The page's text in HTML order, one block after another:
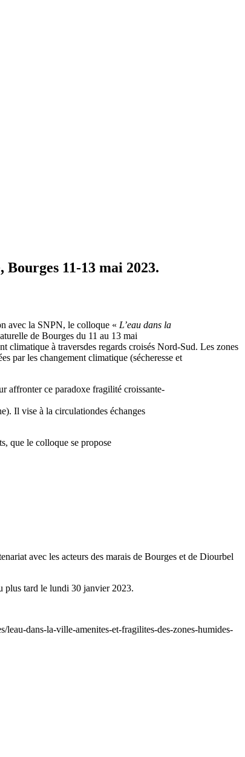
Bourges 11-13 mai 2023.
avec la SNPN, le colloque « L’eau dans la
de Bourges du 11 au 13 mai
climatique à traversdes regards croisés Nord-Sud. Les zones
par les changement climatique (sécheresse et
affronter ce paradoxe fragilité croissante-
Il vise à la circulationdes échanges
que le colloque se propose
avec les acteurs des marais de Bourges et de Diourbel
plus tard le lundi 30 janvier 2023.
dans-la-ville-amenites-et-fragilites-des-zones-humides-